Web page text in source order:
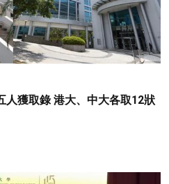
人獲取錄 港大、中大各取12狀